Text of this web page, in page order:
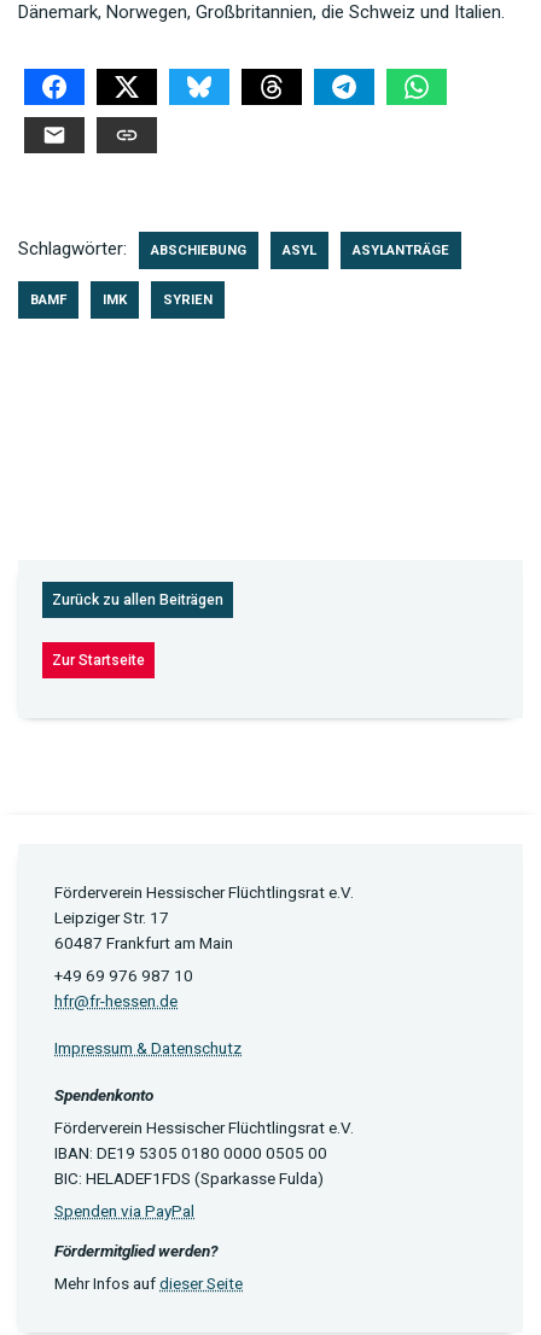
Dänemark, Norwegen, Großbritannien, die Schweiz und Italien.
Schlagwörter: ABSCHIEBUNG ASYL ASYLANTRÄGE
BAMF IMK SYRIEN
Zurück zu allen Beiträgen
Zur Startseite
Förderverein Hessischer Flüchtlingsrat e.V.
Leipziger Str. 17
60487 Frankfurt am Main
+49 69 976 987 10
hfr@fr-hessen.de
Impressum & Datenschutz
Spendenkonto
Förderverein Hessischer Flüchtlingsrat e.V.
IBAN: DE19 5305 0180 0000 0505 00
BIC: HELADEF1FDS (Sparkasse Fulda)
Spenden via PayPal
Fördermitglied werden?
Mehr Infos aufdieser Seite